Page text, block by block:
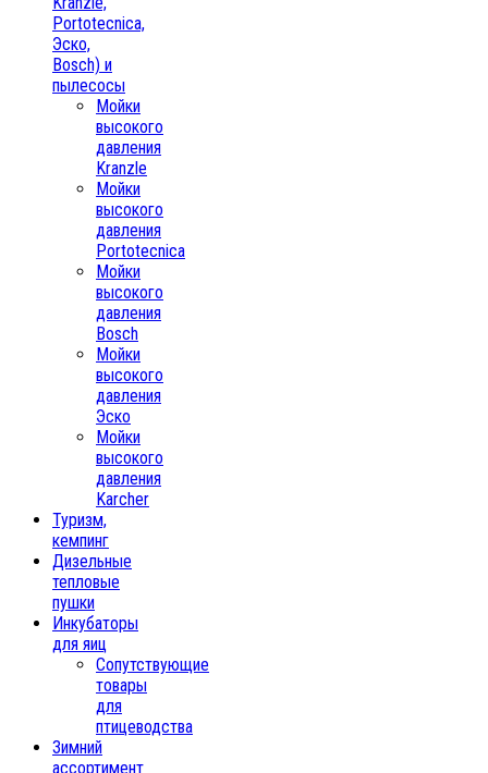
Portotecnica,
Эско,
Bosch) и
пылесосы
Мойки
высокого
давления
Kranzle
Мойки
высокого
давления
Portotecnica
Мойки
высокого
давления
Bosch
Мойки
высокого
давления
Эско
Мойки
высокого
давления
Karcher
Туризм,
кемпинг
Дизельные
тепловые
пушки
Инкубаторы
для яиц
Сопутствующие
товары
для
птицеводства
Зимний
ассортимент